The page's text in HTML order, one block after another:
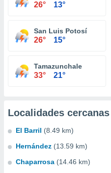
26° 13°
San Luis Potosí
26° 15°
Tamazunchale
33° 21°
Localidades cercanas
El Barril (8.49 km)
Hernández (13.59 km)
Chaparrosa (14.46 km)